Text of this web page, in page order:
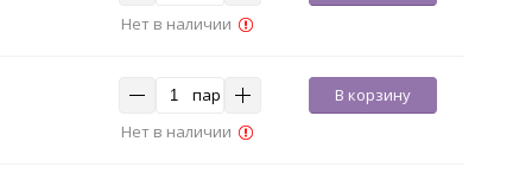
Нет в наличии
пар
В корзину
Нет в наличии